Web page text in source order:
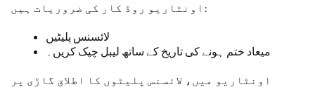
اونٹاریو روڈ کار کی ضروریات ہیں:
لائسنس پلیٹیں
میعاد ختم ہونے کی تاریخ کے ساتھ لیبل چیک کریں۔
اونٹاریو میں، لائسنس پلیٹوں کا اطلاق گاڑی پر